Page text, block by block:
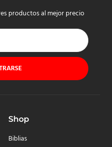
productos al mejor precio
Shop
Biblias